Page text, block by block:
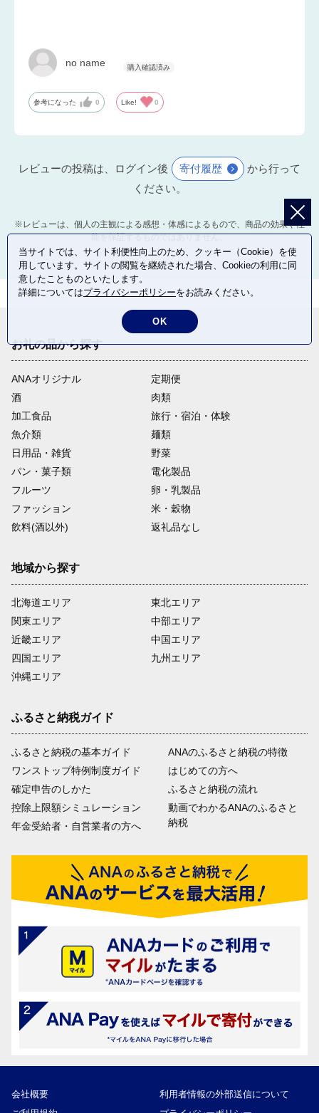
no name
参考になった 0 Like! 0
レビューの投稿は、ログイン後 寄付履歴
から行って
ください。
※レビューは、個人の主観による感想・体感によるもので、商品の効果や性
能を保証するものではありません。
お礼の品から探す
ANAオリジナル
定期便
酒
肉類
加工食品
旅行・宿泊・体験
魚介類
麺類
日用品・雑貨
野菜
パン・菓子類
電化製品
フルーツ
卵・乳製品
ファッション
米・穀物
飲料(酒以外)
返礼品なし
地域から探す
北海道エリア
関東エリア
近畿エリア
四国エリア
沖縄エリア
東北エリア
中部エリア
中国エリア
九州エリア
ふるさと納税ガイド
ふるさと納税の基本ガイド
ワンストップ特例制度ガイド
確定申告のしかた
控除上限額シミュレーション
年金受給者・自営業者の方へ
ANAのふるさと納税の特徴
はじめての方へ
ふるさと納税の流れ
動画でわかるANAのふるさと
納税
会社概要
利用者情報の外部送信について
当サイトでは、サイト利便性向上のため、クッキー（Cookie）を使
用しています。サイトの閲覧を継続された場合、Cookieの利用に同
意したことものといたします。
詳細についてはプライバシーポリシーをお読みください。
OK